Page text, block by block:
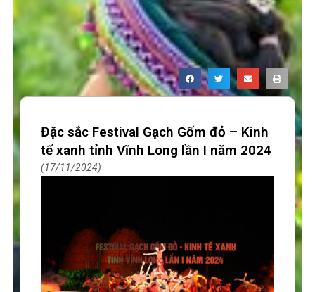
Đặc sắc Festival Gạch Gốm đỏ – Kinh
tế xanh tỉnh Vĩnh Long lần I năm 2024
17/11/2024